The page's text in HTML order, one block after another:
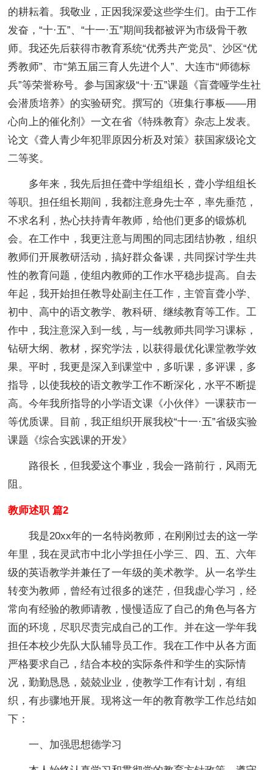
的耕耘着。我敬业，正因我深爱这些学生们。由于工作
发奋，“十·五”、“十一·五”期间我都被评为市级骨干教
师。我还先后获得市教育系统“优秀共产党员”、沙区“优
秀教师”、市“第五届三育人先进个人”、大连市“师德标
兵”等荣誉称号。参与国家级“十·五”课题《盲聋哑学生社
会潜质培养》的实验研究。撰写的《班集行事板——用
心向上的催化剂》一文在省《特殊教育》杂志上发表。
论文《聋人青少年犯罪原因分析及对策》获国家级论文
二等奖。
多年来，我先后担任聋中学组组长，聋小学组组长
等职。担任组长期间，我都注意身先士卒，率先垂范，
不求名利，热心扶持青年教师，给他们更多的锻炼机
会。在工作中，我更注意与周围的同志团结协教，组织
教师们开展教研活动，搞好群众备课，共同探讨学生共
性的教育问题，使组内教师的工作水平稳步提高。自去
年起，我开始担任教导处副主任工作，主管盲聋小学、
初中、高中的语文教学、教科研、继续教育等工作。工
作中，我注意深入到一线，与一线教师共同学习课标，
钻研大纲、教材，探究学法，以获得最优化课堂教学效
果。平时，我更是深入到课堂中，多听课，多评课，多
指导，以使我校的语文教学工作不断深化，水平不断提
高。今年我所指导的小学语文课《小伙伴》一课获市一
等优质课。目前，我正组织开展我校“十一·五”省级实验
课题《综合实践课的开发》
路很长，但我爱这个事业，我会一路前行，风雨无
阻。
教师述职 篇2
我是20xx年的一名特岗教师，在刚刚过去的这一学
年里，我在灵武市中北小学担任小学三、四、五、六年
级的英语教学并兼任了一年级的美术教学。从一名学生
转变为教师，曾经有过很多的迷茫，但我虚心学习，经
常向有经验的教师请教，慢慢适应了自己的角色与各方
面的环境，尽职尽责完成自己的工作。并在这一学年我
担任本校少先队大队辅导员工作。我在工作中从各方面
严格要求自己，结合本校的实际条件和学生的实际情
况，勤勤恳恳，兢兢业业，使教学工作有计划，有组
织，有步骤地开展。现将这一年的教育教学工作总结如
下：
一、加强思想德学习